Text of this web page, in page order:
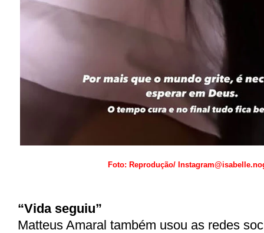
Foto: Reprodução/
“Vida seguiu”
Matteus Amaral também usou as redes